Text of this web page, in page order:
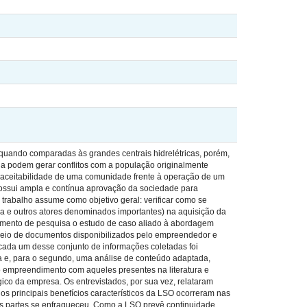
comparadas às grandes centrais hidrelétricas, porém,
podem gerar conflitos com a população originalmente
de uma comunidade frente à operação de um
ampla e contínua aprovação da sociedade para
assume como objetivo geral: verificar como se
e outros atores denominados importantes) na aquisição da
de pesquisa o estudo de caso aliado à abordagem
de documentos disponibilizados pelo empreendedor e
um desse conjunto de informações coletadas foi
para o segundo, uma análise de conteúdo adaptada,
com aqueles presentes na literatura e
da empresa. Os entrevistados, por sua vez, relataram
principais benefícios característicos da LSO ocorreram nas
se enfraqueceu. Como a LSO prevê continuidade,